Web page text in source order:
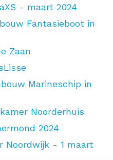
- maart 2024
Fantasieboot in
Zaan
Marineschip in
Noorderhuis
2024
Noordwijk - 1 maart